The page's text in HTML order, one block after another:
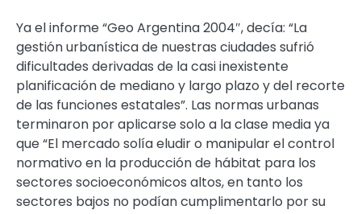
Ya el informe “Geo Argentina 2004″, decía: “La
gestión urbanística de nuestras ciudades sufrió
dificultades derivadas de la casi inexistente
planificación de mediano y largo plazo y del recorte
de las funciones estatales”. Las normas urbanas
terminaron por aplicarse solo a la clase media ya
que “El mercado solía eludir o manipular el control
normativo en la producción de hábitat para los
sectores socioeconómicos altos, en tanto los
sectores bajos no podían cumplimentarlo por su